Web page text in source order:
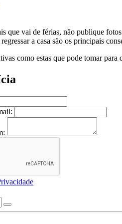
que vai de férias, não publique
a casa são os principais
como estas que pode tomar